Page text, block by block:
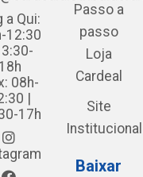
a Qui:
12:30
18h
08h-
|
17h
Passo a
passo
Loja
Cardeal
Site
Institucional
Baixar